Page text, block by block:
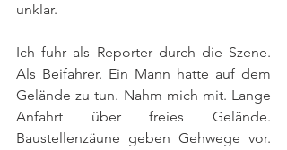
unklar.
Ich fuhr als Reporter durch die Szene.
Als Beifahrer. Ein Mann hatte auf dem
Gelände zu tun. Nahm mich mit. Lange
Anfahrt über freies Gelände.
Baustellenzäune geben Gehwege vor.